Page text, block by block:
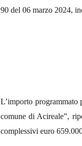
90 del 06 marzo 2024,
L’importo programmato
comune di Acireale”,
complessivi euro